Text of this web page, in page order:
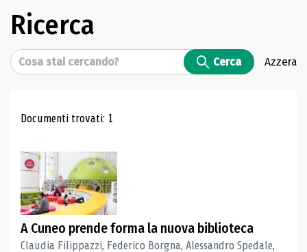
Ricerca
Cerca Cerca Azzera
Risultati di ricerca
Documenti trovati: 1
A Cuneo prende forma la nuova biblioteca
Claudia Filippazzi, Federico Borgna, Alessandro Spedale,